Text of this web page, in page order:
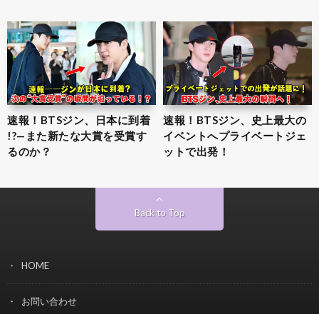
速報！BTSジン、日本に到着
!?—また新たな大賞を受賞す
るのか？
速報！BTSジン、史上最大の
イベントへプライベートジェ
ットで出発！
Back to Top
HOME
お問い合わせ